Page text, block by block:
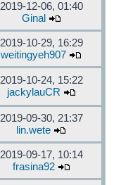
2019-12-06, 01:40
Ginal
2019-10-29, 16:29
weitingyeh907
2019-10-24, 15:22
jackylauCR
2019-09-30, 21:37
lin.wete
2019-09-17, 10:14
frasina92